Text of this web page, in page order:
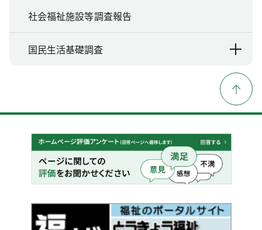
社会福祉施設等調査報告
国民生活基礎調査